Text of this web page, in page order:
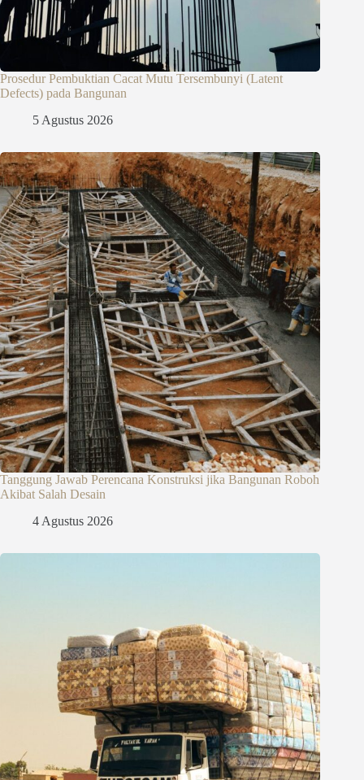
Prosedur Pembuktian Cacat Mutu Tersembunyi (Latent
Defects) pada Bangunan
5 Agustus 2026
Tanggung Jawab Perencana Konstruksi jika Bangunan Roboh
Akibat Salah Desain
4 Agustus 2026